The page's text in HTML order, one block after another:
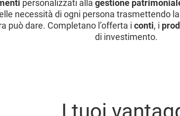
personalizzati alla gestione
necessità di ogni persona trasmettendo
può dare. Completano l’offerta i conti, i
di investimento.
I tuoi